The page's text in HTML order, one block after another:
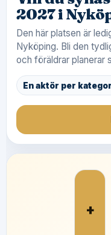
2027 i
Den här platsen är
Nyköping. Bli den
och föräldrar planerar
En aktör per
+